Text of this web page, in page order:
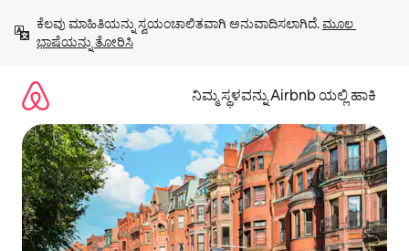
ಹೋಗಿ
ಕೆಲವು ಮಾಹಿತಿಯನ್ನು ಸ್ವಯಂಚಾಲಿತವಾಗಿ ಅನುವಾದಿಸಲಾಗಿದೆ. ಮೂಲ
ಭಾಷೆಯನ್ನು ತೋರಿಸಿ
ನಿಮ್ಮ ಸ್ಥಳವನ್ನು Airbnb ಯಲ್ಲಿ ಹಾಕಿ